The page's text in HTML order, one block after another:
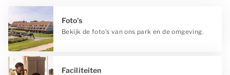
Foto's
Bekijk de foto’s van ons park en de omgeving.
Faciliteiten